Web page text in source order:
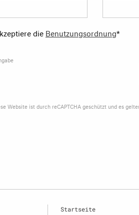
die Benutzungsordnung*
Website ist durch reCAPTCHA geschützt und es
Startseite